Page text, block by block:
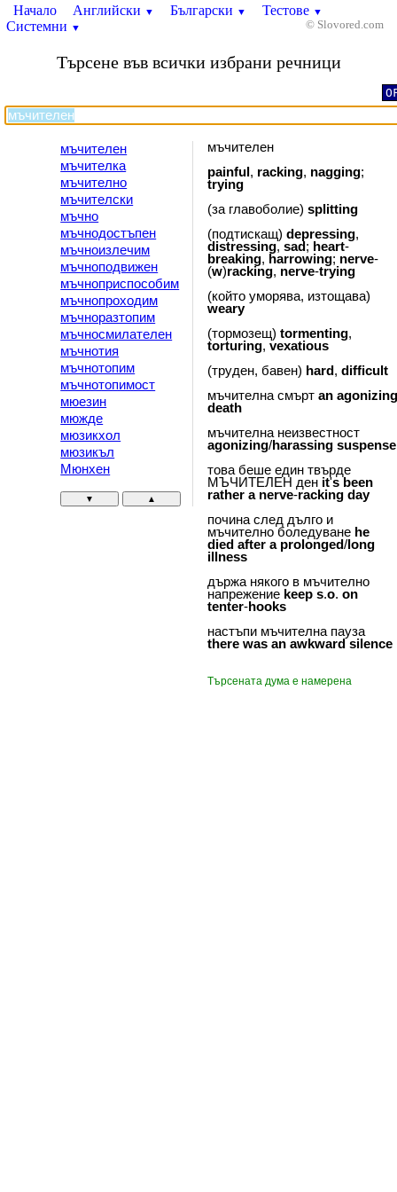
Начало Английски ▼ Български ▼ Тестове ▼
Системни ▼ © Slovored.com
Търсене във всички избрани речници
мъчителен
мъчителка
мъчително
мъчителски
мъчно
мъчнодостъпен
мъчноизлечим
мъчноподвижен
мъчноприспособим
мъчнопроходим
мъчноразтопим
мъчносмилателен
мъчнотия
мъчнотопим
мъчнотопимост
мюезин
мюжде
мюзикхол
мюзикъл
Мюнхен
▼ ▲
мъчителен
painful , racking, nagging;
trying
(за главоболие)splitting
(подтискащ)depressing,
distressing,sad; heart-
breaking, harrowing; nerve-
(w)racking, nerve-trying
(който уморява, изтощава)
weary
(тормозещ)tormenting,
torturing,vexatious
(труден, бавен) hard,difficult
мъчителна смъртan
death
мъчителна неизвестност
agonizing/harassing suspense
това беше един твърде
МЪЧИТЕЛЕН ден it's been
rather a nerve-racking day
почина след дълго и
мъчително боледуване he
died after a prolonged/ long
illness
държа някого в мъчително
напрежение keep s.o.on
tenter-hooks
настъпи мъчителна пауза
there was an awkward silence
Търсената дума е намерена